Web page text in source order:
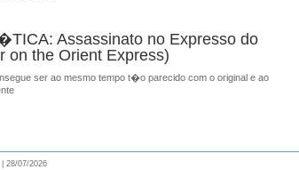
Assassinato no Expresso do
on the Orient Express)
ser ao mesmo tempo t�o parecido com o original e ao
28/07/2026